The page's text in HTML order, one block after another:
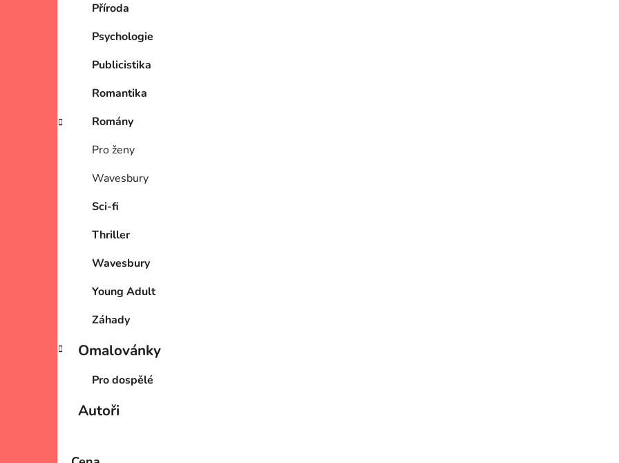
Příroda
Psychologie
Publicistika
Romantika
Romány
Pro ženy
Wavesbury
Sci-fi
Thriller
Wavesbury
Young Adult
Záhady
Omalovánky
Pro dospělé
Autoři